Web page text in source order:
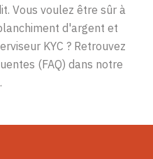
Vous voulez être sûr à
d'argent et
KYC ? Retrouvez
(FAQ) dans notre
.